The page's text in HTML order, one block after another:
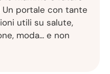
Un portale con tante
utili su salute,
moda... e non